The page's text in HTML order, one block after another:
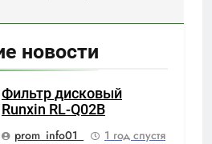
новости
Фильтр дисковый
Runxin RL-Q02B
prom_info01_
1 год спустя